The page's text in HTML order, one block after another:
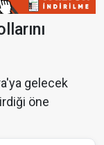
gelecek
öne